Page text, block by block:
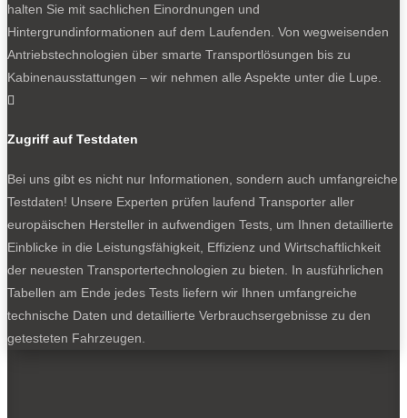
Noch aber sind liebevoll gepflegte Exemplare aller
Jahrgänge auf den Straßen unterwegs. Knapp 50
Rendsburg in Schleswig-Holstein.
0
halten Sie mit sachlichen Einordnungen und
Hintergrundinformationen auf dem Laufenden. Von wegweisenden
Antriebstechnologien über smarte Transportlösungen bis zu
Kabinenausstattungen – wir nehmen alle Aspekte unter die Lupe.

Zugriff auf Testdaten
Bei uns gibt es nicht nur Informationen, sondern auch umfangreiche
Testdaten! Unsere Experten prüfen laufend Transporter aller
europäischen Hersteller in aufwendigen Tests, um Ihnen detaillierte
Einblicke in die Leistungsfähigkeit, Effizienz und Wirtschaftlichkeit
der neuesten Transportertechnologien zu bieten. In ausführlichen
Tabellen am Ende jedes Tests liefern wir Ihnen umfangreiche
technische Daten und detaillierte Verbrauchsergebnisse zu den
getesteten Fahrzeugen.